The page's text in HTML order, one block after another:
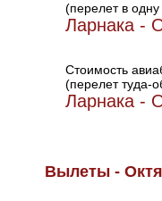
(перелет в
Ларнака -
Стоимость
(перелет туда-
Ларнака -
Вылеты -